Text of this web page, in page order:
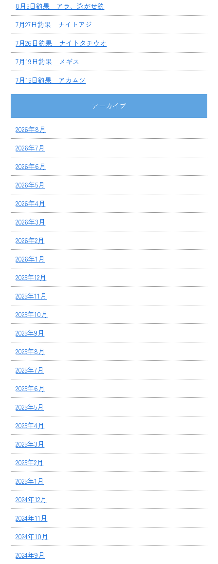
8月5日釣果 アラ、泳がせ釣
7月27日釣果 ナイトアジ
7月26日釣果 ナイトタチウオ
7月19日釣果 メギス
7月15日釣果 アカムツ
アーカイブ
2026年8月
2026年7月
2026年6月
2026年5月
2026年4月
2026年3月
2026年2月
2026年1月
2025年12月
2025年11月
2025年10月
2025年9月
2025年8月
2025年7月
2025年6月
2025年5月
2025年4月
2025年3月
2025年2月
2025年1月
2024年12月
2024年11月
2024年10月
2024年9月